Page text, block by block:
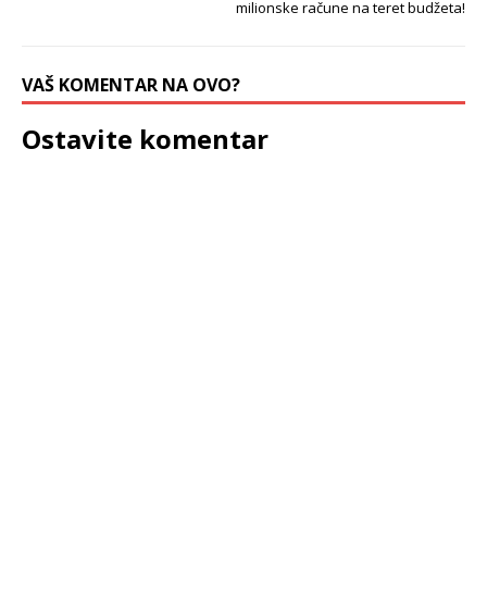
milionske račune na teret budžeta!
VAŠ KOMENTAR NA OVO?
Ostavite komentar